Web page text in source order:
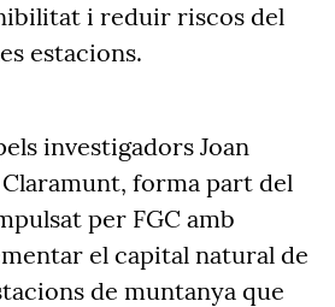
i reduir riscos del
estacions.
investigadors Joan
Claramunt, forma part del
per FGC amb
el capital natural de
de muntanya que